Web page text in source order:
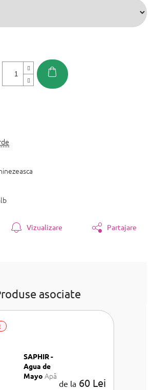
Vizualizare Partajare
asociate
SAPHIR -
Agua de
MayoApă
de la 60 Lei